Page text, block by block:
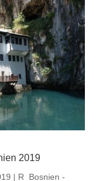
2019
| R_Bosnien -